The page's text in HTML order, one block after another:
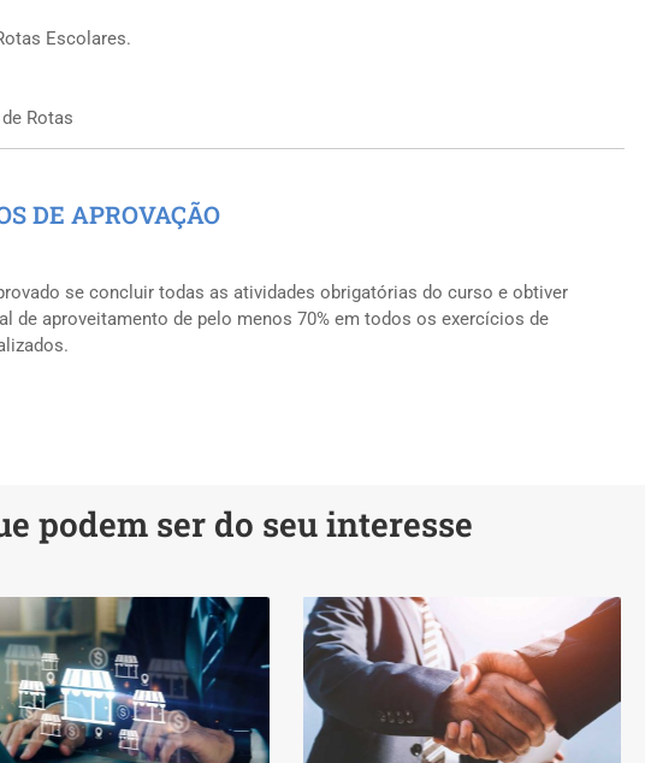
Escolares.
Rotas
DE APROVAÇÃO
se concluir todas as atividades obrigatórias do curso e obtiver
de aproveitamento de pelo menos 70% em todos os exercícios de
podem ser do seu interesse